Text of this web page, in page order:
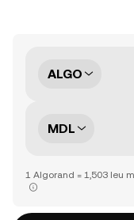
ALGO
MDL
1 Algorand = 1,503 leu